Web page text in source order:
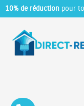
10% de réduction pour